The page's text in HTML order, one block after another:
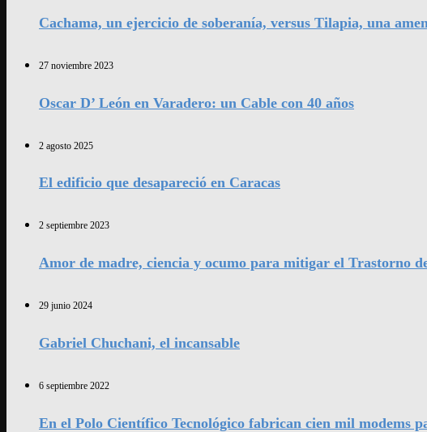
Cachama, un ejercicio de soberanía, versus Tilapia, una
27 noviembre 2023
Oscar D’ León en Varadero: un Cable con 40 años
2 agosto 2025
El edificio que desapareció en Caracas
2 septiembre 2023
Amor de madre, ciencia y ocumo para mitigar el Trastorno
29 junio 2024
Gabriel Chuchani, el incansable
6 septiembre 2022
En el Polo Científico Tecnológico fabrican cien mil modems